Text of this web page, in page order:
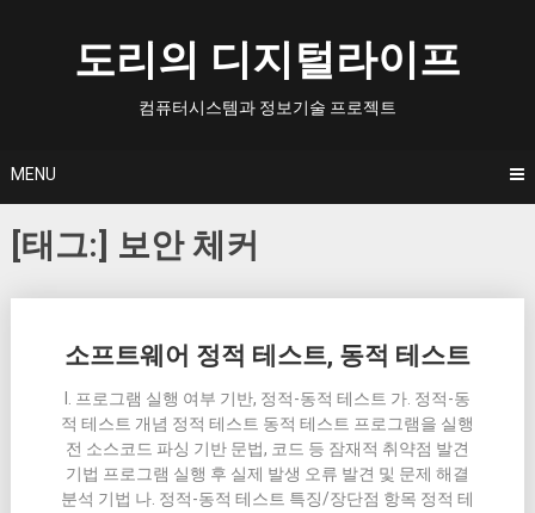
도리의 디지털라이프
컴퓨터시스템과 정보기술 프로젝트
MENU
[태그:] 보안 체커
소프트웨어 정적 테스트, 동적 테스트
I. 프로그램 실행 여부 기반, 정적-동적 테스트 가. 정적-동
적 테스트 개념 정적 테스트 동적 테스트 프로그램을 실행
전 소스코드 파싱 기반 문법, 코드 등 잠재적 취약점 발견
기법 프로그램 실행 후 실제 발생 오류 발견 및 문제 해결
분석 기법 나. 정적-동적 테스트 특징/장단점 항목 정적 테
navigation